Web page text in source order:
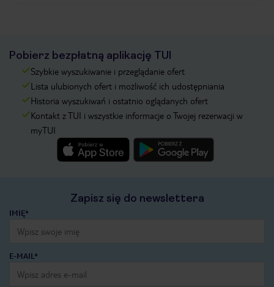
Pobierz bezpłatną aplikację TUI
Szybkie wyszukiwanie i przeglądanie ofert
Lista ulubionych ofert i możliwość ich udostępniania
Historia wyszukiwań i ostatnio oglądanych ofert
Kontakt z TUI i wszystkie informacje o Twojej rezerwacji w
myTUI
Zapisz się do newslettera
IMIĘ*
E-MAIL*